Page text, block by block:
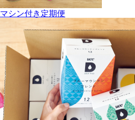
マシン付き定期便